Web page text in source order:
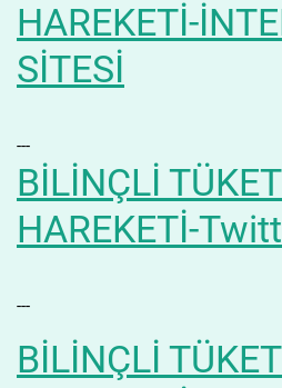
HAREKETİ-
SİTESİ
---
BİLİNÇLİ
HAREKETİ-
---
BİLİNÇLİ